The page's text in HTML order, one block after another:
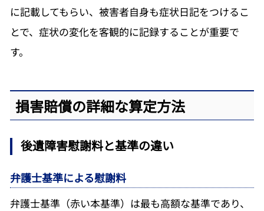
に記載してもらい、被害者自身も症状日記をつけるこ
とで、症状の変化を客観的に記録することが重要で
す。
損害賠償の詳細な算定方法
後遺障害慰謝料と基準の違い
弁護士基準による慰謝料
弁護士基準（赤い本基準）は最も高額な基準であり、